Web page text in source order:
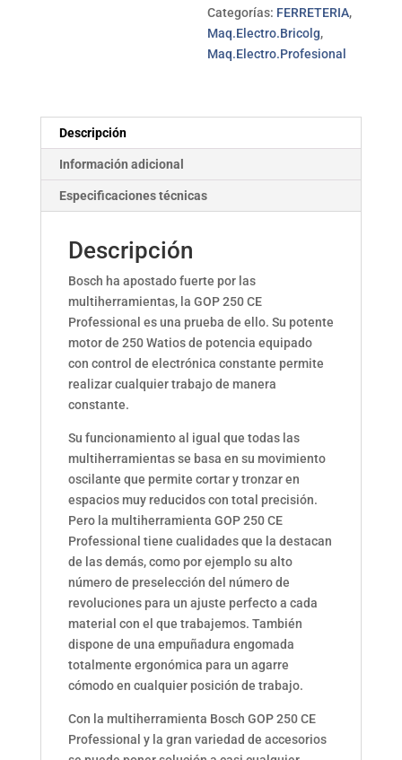
Categorías: FERRETERIA,
Maq.Electro.Bricolg,
Maq.Electro.Profesional
Descripción
Información adicional
Especificaciones técnicas
Descripción
Bosch ha apostado fuerte por las
multiherramientas, la GOP 250 CE
Professional es una prueba de ello. Su potente
motor de 250 Watios de potencia equipado
con control de electrónica constante permite
realizar cualquier trabajo de manera
constante.
Su funcionamiento al igual que todas las
multiherramientas se basa en su movimiento
oscilante que permite cortar y tronzar en
espacios muy reducidos con total precisión.
Pero la multiherramienta GOP 250 CE
Professional tiene cualidades que la destacan
de las demás, como por ejemplo su alto
número de preselección del número de
revoluciones para un ajuste perfecto a cada
material con el que trabajemos. También
dispone de una empuñadura engomada
totalmente ergonómica para un agarre
cómodo en cualquier posición de trabajo.
Con la multiherramienta Bosch GOP 250 CE
Professional y la gran variedad de accesorios